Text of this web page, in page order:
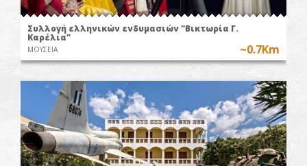
Συλλογή ελληνικών ενδυμασιών "Βικτωρία Γ.
Καρέλια"
ΜΟΥΣΕΙΑ ~0.7Km